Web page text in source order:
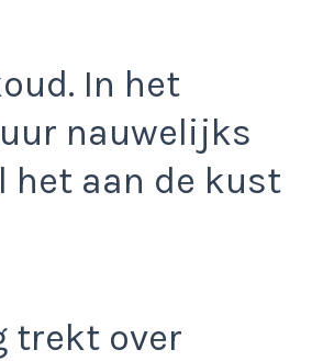
In het
nauwelijks
het aan de kust
trekt over